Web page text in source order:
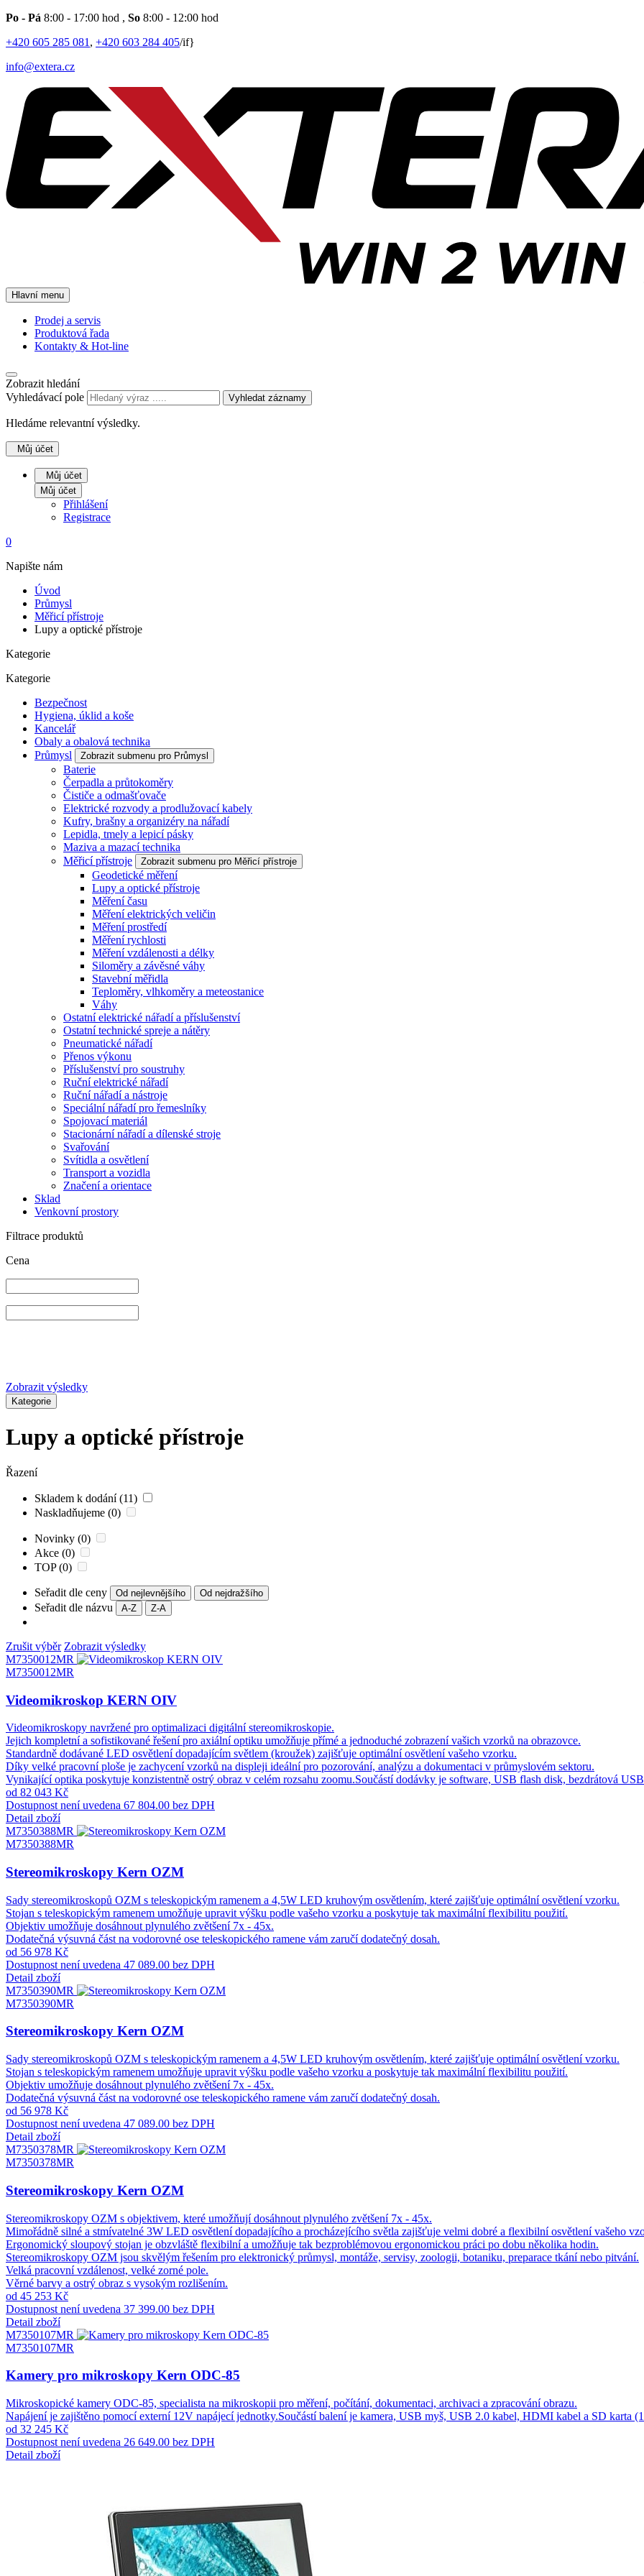
Po - Pá 8:00 - 17:00 hod , So 8:00 - 12:00 hod
+420 605 285 081 , +420 603 284 405/if}
info@extera.cz
Hlavní menu
Prodej a servis
Produktová řada
Kontakty & Hot-line
Zobrazit hledání
Vyhledávací pole
Vyhledat záznamy
Hledáme relevantní výsledky.
Můj účet
Můj účet
Můj účet
Přihlášení
Registrace
0
Napište nám
Úvod
Průmysl
Měřicí přístroje
Lupy a optické přístroje
Kategorie
Kategorie
Bezpečnost
Hygiena, úklid a koše
Kancelář
Obaly a obalová technika
Průmysl
Zobrazit submenu pro Průmysl
Baterie
Čerpadla a průtokoměry
Čističe a odmašťovače
Elektrické rozvody a prodlužovací kabely
Kufry, brašny a organizéry na nářadí
Lepidla, tmely a lepicí pásky
Maziva a mazací technika
Měřicí přístroje
Zobrazit submenu pro Měřicí přístroje
Geodetické měření
Lupy a optické přístroje
Měření času
Měření elektrických veličin
Měření prostředí
Měření rychlosti
Měření vzdálenosti a délky
Siloměry a závěsné váhy
Stavební měřidla
Teploměry, vlhkoměry a meteostanice
Váhy
Ostatní elektrické nářadí a příslušenství
Ostatní technické spreje a nátěry
Pneumatické nářadí
Přenos výkonu
Příslušenství pro soustruhy
Ruční elektrické nářadí
Ruční nářadí a nástroje
Speciální nářadí pro řemeslníky
Spojovací materiál
Stacionární nářadí a dílenské stroje
Svařování
Svítidla a osvětlení
Transport a vozidla
Značení a orientace
Sklad
Venkovní prostory
Filtrace produktů
Cena
Zobrazit výsledky
Kategorie
Lupy a optické přístroje
Řazení
Skladem k dodání (11)
Naskladňujeme (0)
Novinky (0)
Akce (0)
TOP (0)
Seřadit dle ceny Od nejlevnějšího Od nejdražšího
Seřadit dle názvu A-Z Z-A
Zrušit výběr Zobrazit výsledky
M7350012MR
M7350012MR
Videomikroskop KERN OIV
Videomikroskopy navržené pro optimalizaci digitální stereomikroskopie.
Jejich kompletní a sofistikované řešení pro axiální optiku umožňuje přímé a jednoduché zobrazení vašich vzorků na obrazovce.
Standardně dodávané LED osvětlení dopadajícím světlem (kroužek) zajišťuje optimální osvětlení vašeho vzorku.
Díky velké pracovní ploše je zachycení vzorků na displeji ideální pro pozorování, analýzu a dokumentaci v průmyslovém sektoru.
Vynikající optika poskytuje konzistentně ostrý obraz v celém rozsahu zoomu.Součástí dodávky je software, USB flash disk, bezdrátová
od 82 043 Kč
Dostupnost není uvedena 67 804.00 bez DPH
Detail zboží
M7350388MR
M7350388MR
Stereomikroskopy Kern OZM
Sady stereomikroskopů OZM s teleskopickým ramenem a 4,5W LED kruhovým osvětlením, které zajišťuje optimální osvětlení vzorku.
Stojan s teleskopickým ramenem umožňuje upravit výšku podle vašeho vzorku a poskytuje tak maximální flexibilitu použití.
Objektiv umožňuje dosáhnout plynulého zvětšení 7x - 45x.
Dodatečná výsuvná část na vodorovné ose teleskopického ramene vám zaručí dodatečný dosah.
od 56 978 Kč
Dostupnost není uvedena 47 089.00 bez DPH
Detail zboží
M7350390MR
M7350390MR
Stereomikroskopy Kern OZM
Sady stereomikroskopů OZM s teleskopickým ramenem a 4,5W LED kruhovým osvětlením, které zajišťuje optimální osvětlení vzorku.
Stojan s teleskopickým ramenem umožňuje upravit výšku podle vašeho vzorku a poskytuje tak maximální flexibilitu použití.
Objektiv umožňuje dosáhnout plynulého zvětšení 7x - 45x.
Dodatečná výsuvná část na vodorovné ose teleskopického ramene vám zaručí dodatečný dosah.
od 56 978 Kč
Dostupnost není uvedena 47 089.00 bez DPH
Detail zboží
M7350378MR
M7350378MR
Stereomikroskopy Kern OZM
Stereomikroskopy OZM s objektivem, které umožňují dosáhnout plynulého zvětšení 7x - 45x.
Mimořádně silné a stmívatelné 3W LED osvětlení dopadajícího a procházejícího světla zajišťuje velmi dobré a flexibilní osvětlení vašeho
Ergonomický sloupový stojan je obzvláště flexibilní a umožňuje tak bezproblémovou ergonomickou práci po dobu několika hodin.
Stereomikroskopy OZM jsou skvělým řešením pro elektronický průmysl, montáže, servisy, zoologii, botaniku, preparace tkání nebo pitvání.
Velká pracovní vzdálenost, velké zorné pole.
Věrné barvy a ostrý obraz s vysokým rozlišením.
od 45 253 Kč
Dostupnost není uvedena 37 399.00 bez DPH
Detail zboží
M7350107MR
M7350107MR
Kamery pro mikroskopy Kern ODC-85
Mikroskopické kamery ODC-85, specialista na mikroskopii pro měření, počítání, dokumentaci, archivaci a zpracování obrazu.
Napájení je zajištěno pomocí externí 12V napájecí jednotky.Součástí balení je kamera, USB myš, USB 2.0 kabel, HDMI kabel a SD karta
od 32 245 Kč
Dostupnost není uvedena 26 649.00 bez DPH
Detail zboží